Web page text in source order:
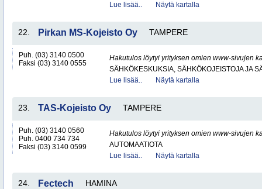
Lue lisää..
Näytä kartalla
22. Pirkan MS-Kojeisto Oy TAMPERE
Puh. (03) 3140 0500
Faksi (03) 3140 0555
Hakutulos löytyi yrityksen omien www-sivujen
SÄHKÖKESKUKSIA, SÄHKÖKOJEISTOJA JA
Lue lisää..
Näytä kartalla
23. TAS-Kojeisto Oy TAMPERE
Puh. (03) 3140 0560
Puh. 0400 734 734
Faksi (03) 3140 0599
Hakutulos löytyi yrityksen omien www-sivujen
AUTOMAATIOTA
Lue lisää..
Näytä kartalla
24. Fectech HAMINA